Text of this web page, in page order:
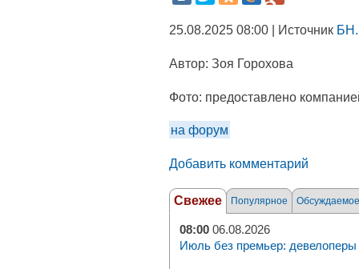
25.08.2025 08:00 | Источник
Автор: Зоя Горохова
Фото: предоставлено
на форум
Добавить комментарий
Свежее Популярное Обсуждаемое
08:00 06.08.2026
Июль без премьер: девелоперы